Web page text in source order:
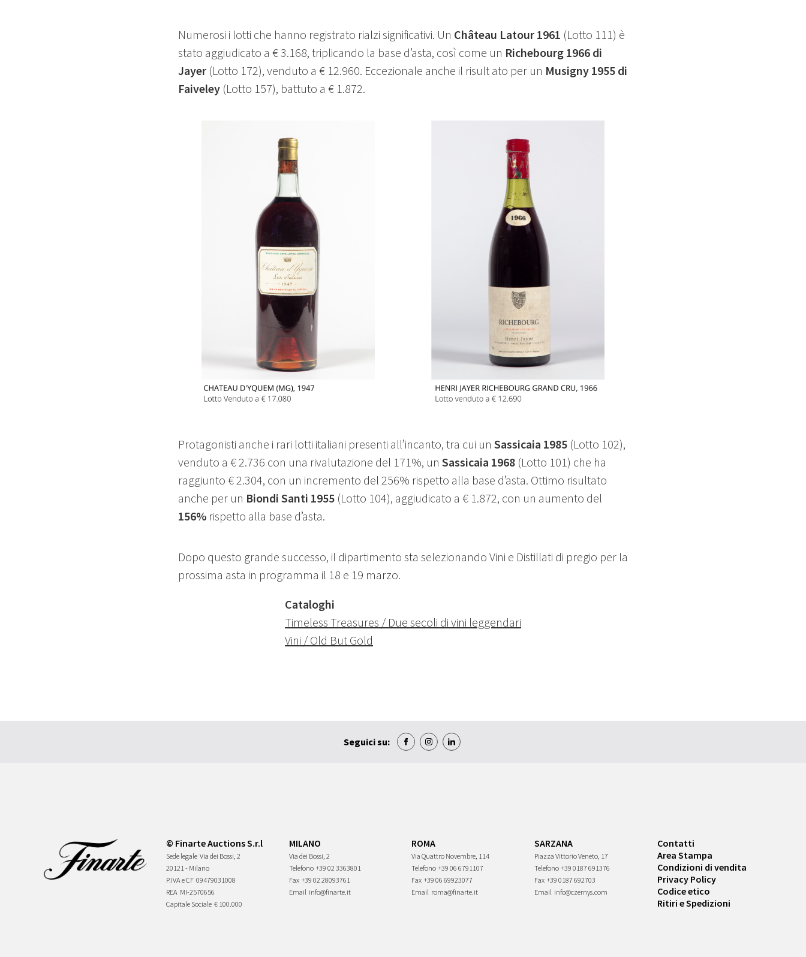
Numerosi i lotti che hanno registrato rialzi significativi. Un Château Latour 1961 (Lotto 111) è
stato aggiudicato a € 3.168, triplicando la base d’asta, così come un Richebourg 1966 di
Jayer (Lotto 172), venduto a € 12.960. Eccezionale anche il risult ato per un Musigny 1955 di
Faiveley (Lotto 157), battuto a € 1.872.
Protagonisti anche i rari lotti italiani presenti all’incanto, tra cui un Sassicaia 1985 (Lotto 102),
venduto a € 2.736 con una rivalutazione del 171%, un Sassicaia 1968 (Lotto 101) che ha
raggiunto € 2.304, con un incremento del 256% rispetto alla base d’asta. Ottimo risultato
anche per un Biondi Santi 1955 (Lotto 104), aggiudicato a € 1.872, con un aumento del
156% rispetto alla base d’asta.
Dopo questo grande successo, il dipartimento sta selezionando Vini e Distillati di pregio per la
prossima asta in programma il 18 e 19 marzo.
Cataloghi
Timeless Treasures / Due secoli di vini leggendari
Vini / Old But Gold
Seguici su:
© Finarte Auctions S.r.l
Sede legale Via dei Bossi, 2
20121 - Milano
P.IVA e CF 09479031008
REA MI-2570656
Capitale Sociale € 100.000
MILANO
Via dei Bossi, 2
Telefono +39 02 3363801
Fax +39 02 28093761
Email info@finarte.it
ROMA
Via Quattro Novembre, 114
Telefono +39 06 6791107
Fax +39 06 69923077
Email roma@finarte.it
SARZANA
Piazza Vittorio Veneto, 17
Telefono +39 0187 691376
Fax +39 0187 692703
Email info@czernys.com
Contatti
Area Stampa
Condizioni di vendita
Privacy Policy
Codice etico
Ritiri e Spedizioni